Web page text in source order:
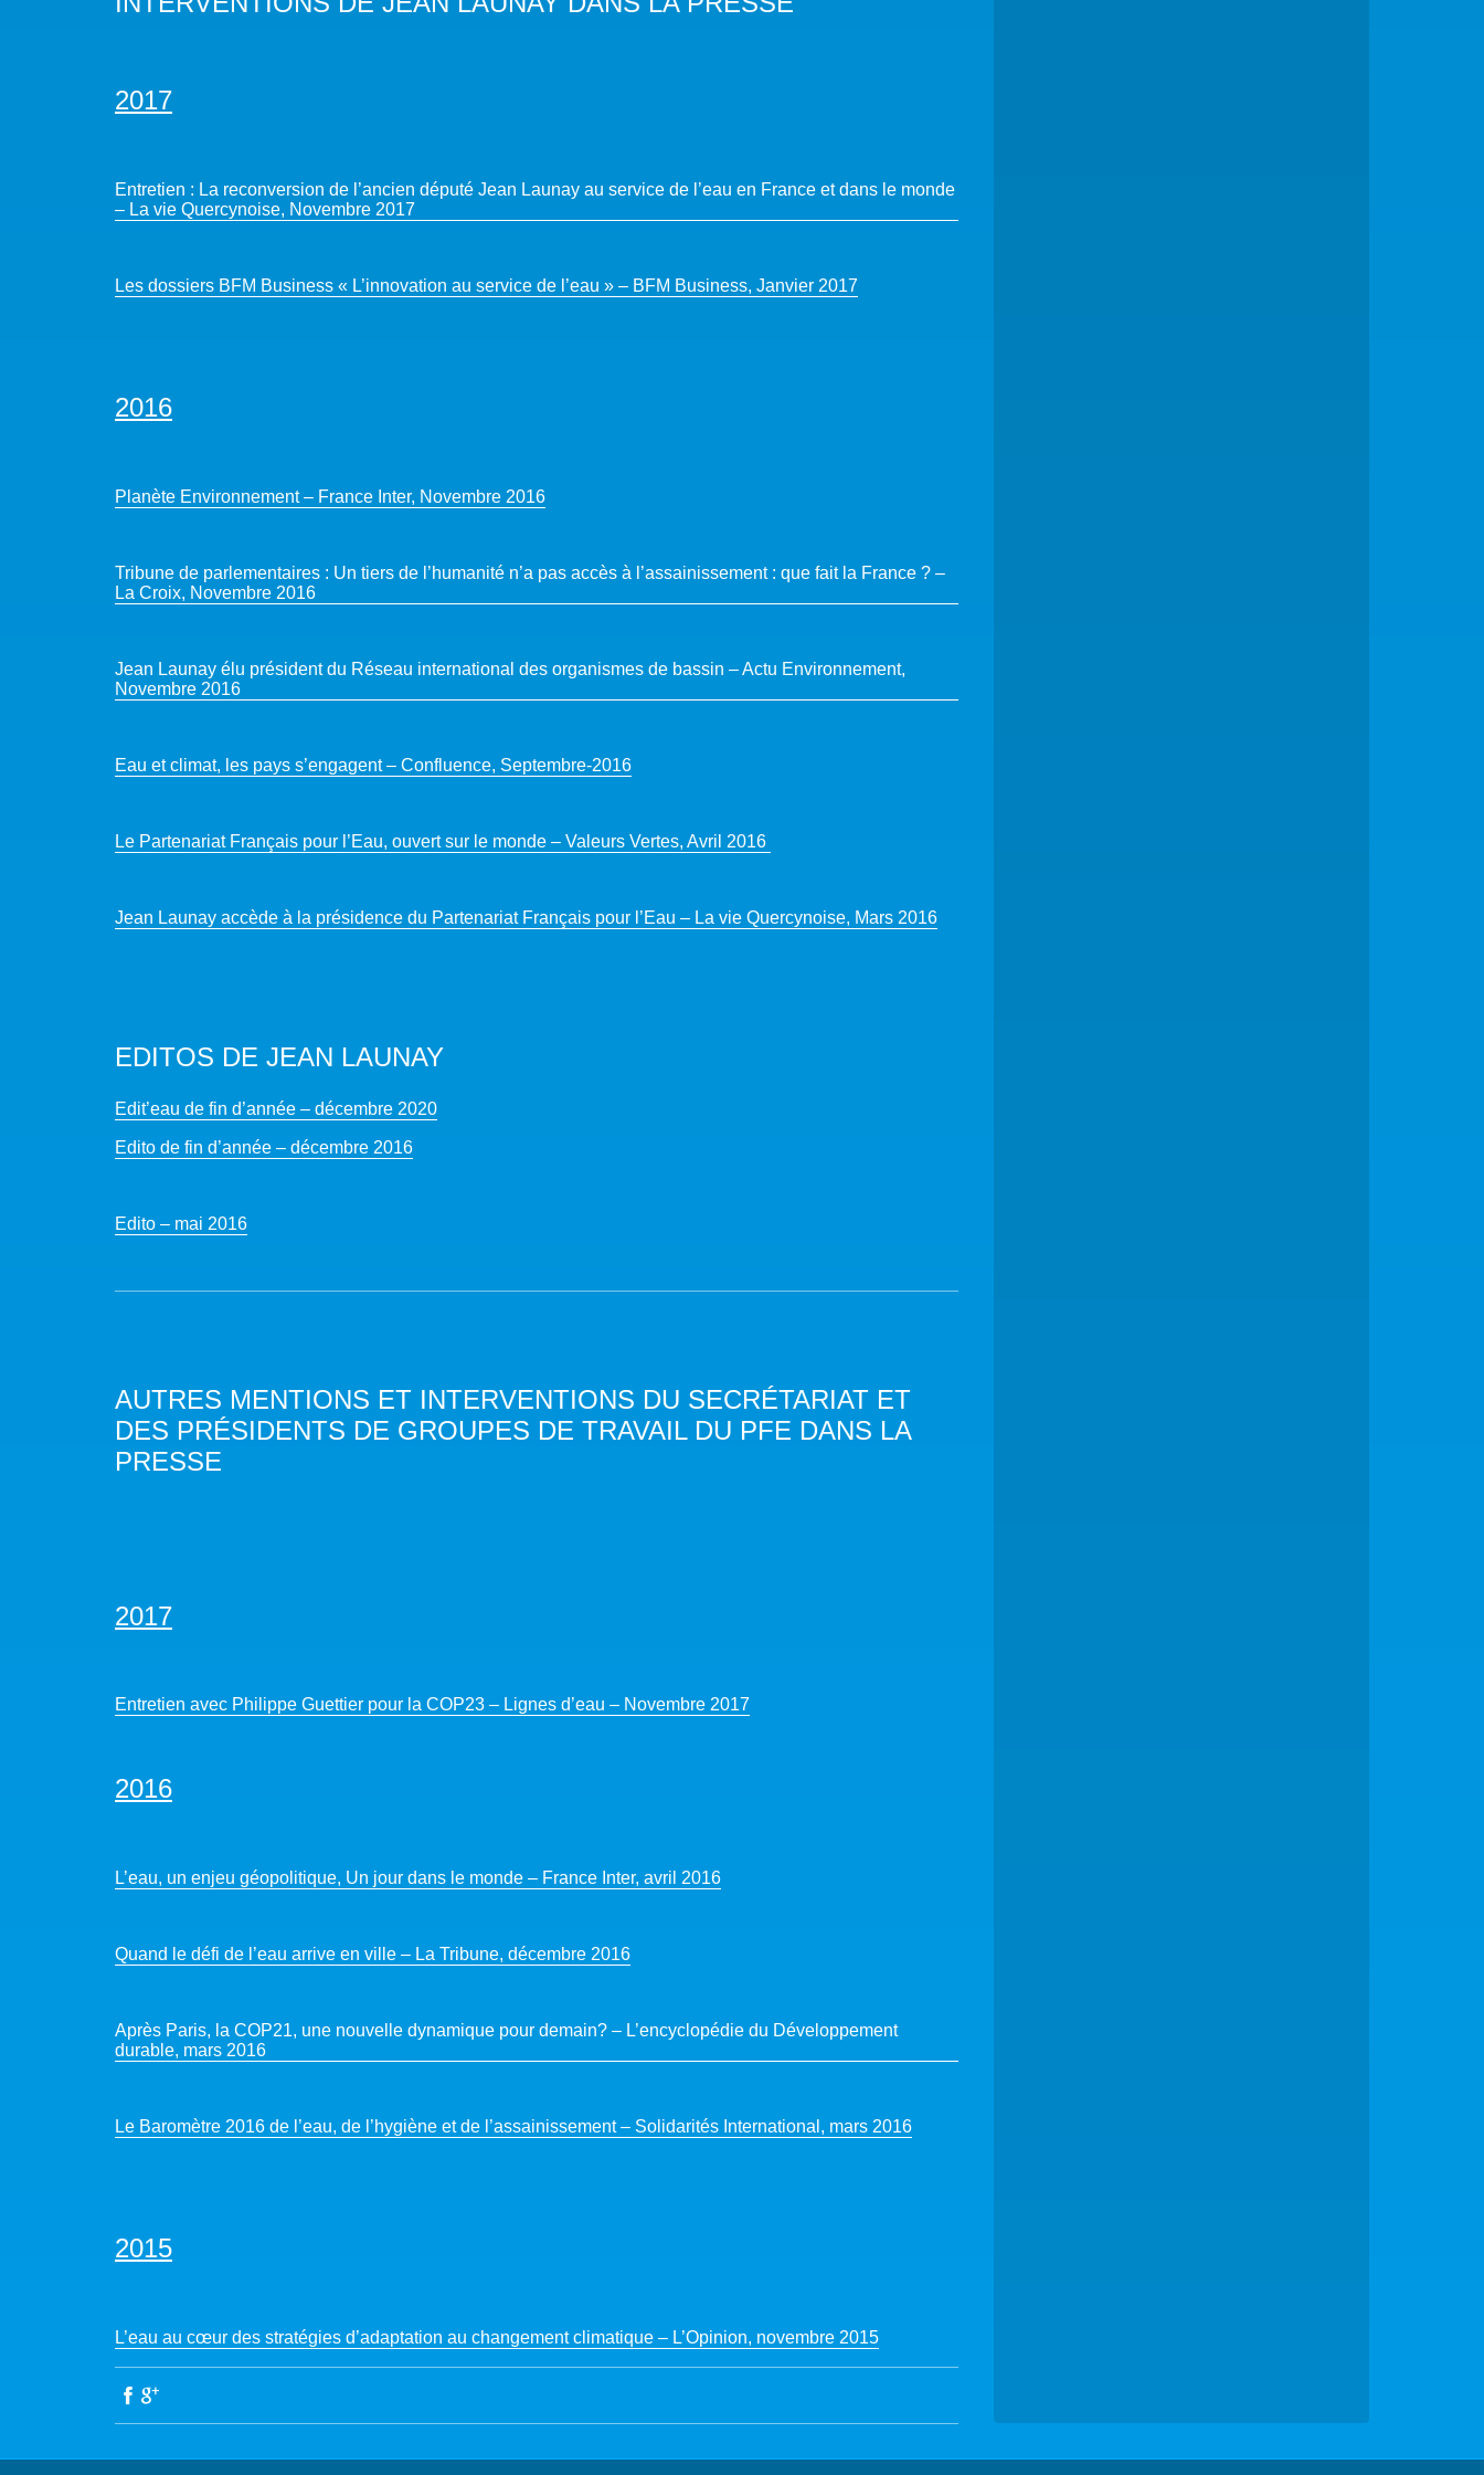
2017
Entretien : La reconversion de l’ancien député Jean Launay au service de l’eau en France et dans le monde
– La vie Quercynoise, Novembre 2017
Les dossiers BFM Business « L’innovation au service de l’eau » – BFM Business, Janvier 2017
2016
Planète Environnement – France Inter, Novembre 2016
Tribune de parlementaires : Un tiers de l’humanité n’a pas accès à l’assainissement : que fait la France ? –
La Croix, Novembre 2016
Jean Launay élu président du Réseau international des organismes de bassin – Actu Environnement,
Novembre 2016
Eau et climat, les pays s’engagent – Confluence, Septembre-2016
Le Partenariat Français pour l’Eau, ouvert sur le monde – Valeurs Vertes, Avril 2016
Jean Launay accède à la présidence du Partenariat Français pour l’Eau – La vie Quercynoise, Mars 2016
EDITOS DE JEAN LAUNAY
Edit’eau de fin d’année – décembre 2020
Edito de fin d’année – décembre 2016
Edito – mai 2016
AUTRES MENTIONS ET INTERVENTIONS DU SECRÉTARIAT ET
DES PRÉSIDENTS DE GROUPES DE TRAVAIL DU PFE DANS LA
PRESSE
2017
Entretien avec Philippe Guettier pour la COP23 – Lignes d’eau – Novembre 2017
2016
L’eau, un enjeu géopolitique, Un jour dans le monde – France Inter, avril 2016
Quand le défi de l’eau arrive en ville – La Tribune, décembre 2016
Après Paris, la COP21, une nouvelle dynamique pour demain? – L’encyclopédie du Développement
durable, mars 2016
Le Baromètre 2016 de l’eau, de l’hygiène et de l’assainissement – Solidarités International, mars 2016
2015
L’eau au cœur des stratégies d’adaptation au changement climatique – L’Opinion, novembre 2015